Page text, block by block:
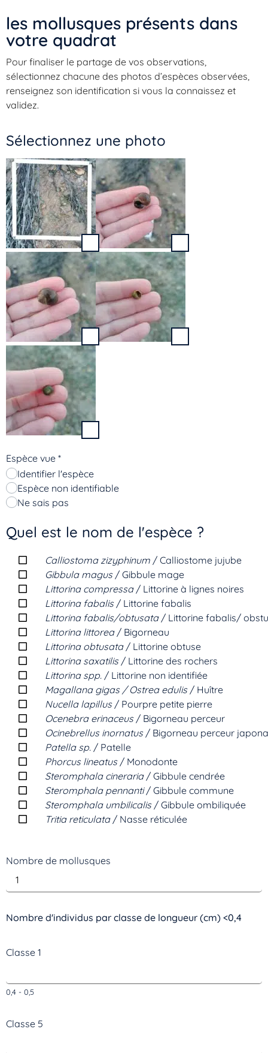
les mollusques présents dans
votre quadrat​
Pour finaliser le partage de vos observations,
sélectionnez chacune des photos d’espèces observées,
renseignez son identification si vous la connaissez et
validez.
Sélectionnez une photo
Espèce vue *
Identifier l'espèce
Espèce non identifiable
Ne sais pas
Quel est le nom de l'espèce ?
Calliostoma zizyphinum / Calliostome jujube
Gibbula magus/ Gibbule mage
Littorina compressa/ Littorine à lignes noires
Littorina fabalis/ Littorine fabalis
Littorina fabalis/obtusata/ Littorine fabalis/
Littorina littorea/ Bigorneau
Littorina obtusata/ Littorine obtuse
Littorina saxatilis/ Littorine des rochers
Littorina spp. / Littorine non identifiée
Magallana gigas / Ostrea edulis/ Huître
Nucella lapillus/ Pourpre petite pierre
Ocenebra erinaceus/ Bigorneau perceur
Ocinebrellus inornatus/ Bigorneau perceur
Patella sp. / Patelle
Phorcus lineatus/ Monodonte
Steromphala cineraria/ Gibbule cendrée
Steromphala pennanti/ Gibbule commune
Steromphala umbilicalis/ Gibbule ombiliquée
Tritia reticulata/ Nasse réticulée
Nombre de mollusques
Nombre d'individus par classe de longueur (cm) <0,4
Classe 1
0,4 - 0,5
Classe 5